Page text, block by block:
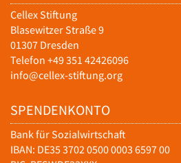
Cellex Stiftung
Blasewitzer Straße 9
01307 Dresden
Telefon +49 351 42426096
info@cellex-stiftung.org
SPENDENKONTO
Bank für Sozialwirtschaft
IBAN: DE35 3702 0500 0003 6597 00